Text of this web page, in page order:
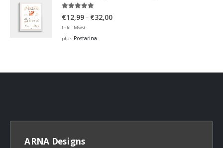
€12,99– €32,00Price
Inkl. MwSt.
plus Postarina
ARNA Designs